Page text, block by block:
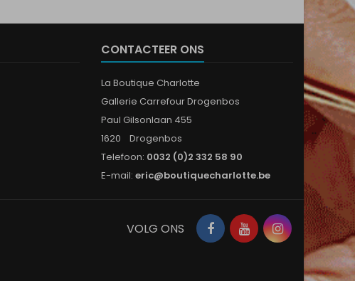
CONTACTEER ONS
La Boutique Charlotte
Gallerie Carrefour Drogenbos
Paul Gilsonlaan 455
1620 Drogenbos
Telefoon: 0032 (0)2 332 58 90
E-mail: eric@boutiquecharlotte.be
FacebookYouTubeInstagram
VOLG ONS